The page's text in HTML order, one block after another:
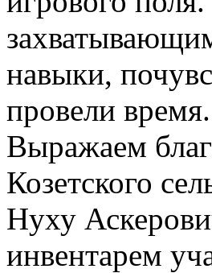
навыки,
провели время.
Выражаем
Козетского
Нуху
инвентарем